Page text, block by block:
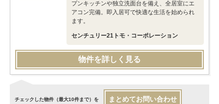
プンキッチンや独立洗面台を備え、全居室にエ
アコン完備。即入居可で快適な生活を始められ
ます。
センチュリー21トモ・コーポレーション
物件を詳しく見る
チェックした物件（最大10件まで）を まとめてお問い合わせ